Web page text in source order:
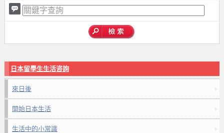
日本留學生生活咨詢
來日後
開始日本生活
生活中的小常識